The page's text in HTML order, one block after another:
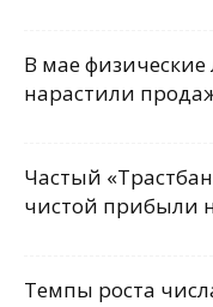
В мае
нарастили
Частый
чистой прибыли
Темпы роста